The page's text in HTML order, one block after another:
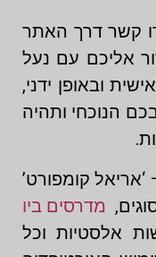
קשר דרך האתר
אליכם עם נעל
ובאופן ידני,
הנוכחי ותהיה
קומפורט’
מדרסים ביו
אלסטיות וכל